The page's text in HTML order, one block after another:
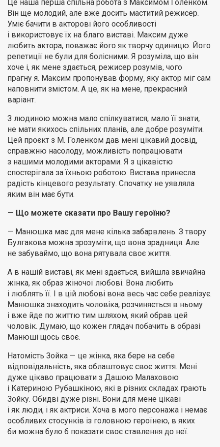
Це наша перша спільна робота з Максимом Голенком.
Він ще молодий, але вже досить маститий режисер.
Уміє бачити в акторові його особливості
і використовує їх на благо виставі. Максим дуже
любить актора, поважає його як творчу одиницю. Його
репетиції не були для болісними. Я розуміла, що він
хоче і, як мене здається, режисер розумів, чого
прагну я. Максим пропонував форму, яку актор міг сам
наповнити змістом. А це, як на мене, прекрасний
варіант.
З людиною можна мало спілкуватися, мало її знати,
не мати якихось спільних планів, але добре розуміти.
Цей проєкт з М. Голенком дав мені цікавий досвід,
справжню насолоду, можливість попрацювати
з нашими молодими акторами. Я з цікавістю
спостерігала за їхньою роботою. Вистава принесла
радість кінцевого результату. Спочатку не уявляла
яким він має бути.
— Що можете сказати про Вашу героїню?
— Манюшка має для мене кілька забарвлень. З твору
Булгакова можна зрозуміти, що вона зрадниця. Але
не забуваймо, що вона рятувала своє життя.
А в нашій виставі, як мені здається, вийшла звичайна
жінка, як образ жіночої любові. Вона любить
і люблять її. І в цій любові вона весь час себе реалізує.
Манюшка знаходить чоловіка, розчиняється в ньому
і вже йде по життю тим шляхом, який обрав цей
чоловік. Думаю, що кожен глядач побачить в образі
Манюші щось своє.
Натомість Зойка — це жінка, яка бере на себе
відповідальність, яка облаштовує своє життя. Мені
дуже цікаво працювати з Дашою Малаховою
і Катериною Рубашкіною, які в різних складах грають
Зойку. Обидві дуже різні. Вони для мене цікаві
і як люди, і як актриси. Хоча в мого персонажа і немає
особливих стосунків із головною героїнею, в яких
би можна було б показати своє ставлення до неї.